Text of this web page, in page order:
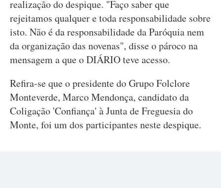
realização do despique. "Faço saber que
rejeitamos qualquer e toda responsabilidade sobre
isto. Não é da responsabilidade da Paróquia nem
da organização das novenas", disse o pároco na
mensagem a que o DIÁRIO teve acesso.
Refira-se que o presidente do Grupo Folclore
Monteverde, Marco Mendonça, candidato da
Coligação 'Confiança' à Junta de Freguesia do
Monte, foi um dos participantes neste despique.